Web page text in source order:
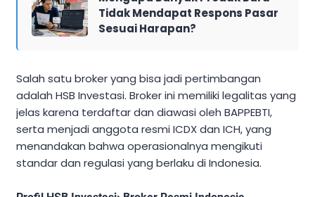
Tidak Mendapat Respons Pasar
Sesuai Harapan?
Salah satu broker yang bisa jadi pertimbangan
adalah HSB Investasi. Broker ini memiliki legalitas yang
jelas karena terdaftar dan diawasi oleh BAPPEBTI,
serta menjadi anggota resmi ICDX dan ICH, yang
menandakan bahwa operasionalnya mengikuti
standar dan regulasi yang berlaku di Indonesia.